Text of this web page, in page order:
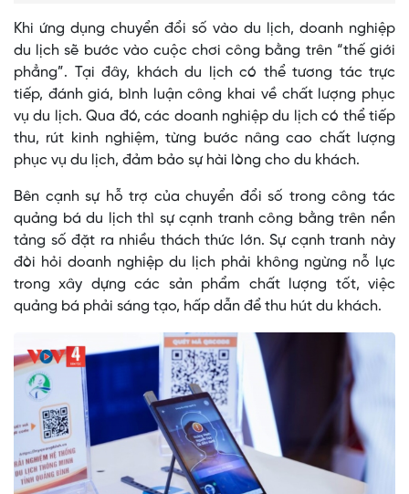
Khi ứng dụng chuyển đổi số vào du lịch, doanh nghiệp
du lịch sẽ bước vào cuộc chơi công bằng trên “thế giới
phẳng”. Tại đây, khách du lịch có thể tương tác trực
tiếp, đánh giá, bình luận công khai về chất lượng phục
vụ du lịch. Qua đó, các doanh nghiệp du lịch có thể tiếp
thu, rút kinh nghiệm, từng bước nâng cao chất lượng
phục vụ du lịch, đảm bảo sự hài lòng cho du khách.
Bên cạnh sự hỗ trợ của chuyển đổi số trong công tác
quảng bá du lịch thì sự cạnh tranh công bằng trên nền
tảng số đặt ra nhiều thách thức lớn. Sự cạnh tranh này
đòi hỏi doanh nghiệp du lịch phải không ngừng nỗ lực
trong xây dựng các sản phẩm chất lượng tốt, việc
quảng bá phải sáng tạo, hấp dẫn để thu hút du khách.